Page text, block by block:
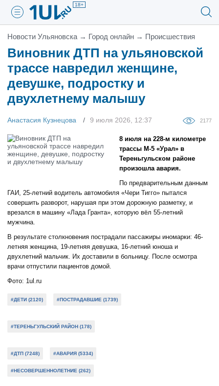
18+
Новости Ульяновска → Город онлайн → Проиcшествия
Виновник ДТП на ульяновской
трассе навредил женщине,
девушке, подростку и
двухлетнему малышу
Анастасия Кузнецова 9 июля 2026, 12:37 2177
8 июля на 228-м километре
трассы М-5 «Урал» в
Тереньгульском районе
произошла авария.
По предварительным данным
ГАИ, 25-летний водитель автомобиля «Чери Тигго» пытался
совершить разворот, нарушая при этом дорожную разметку, и
врезался в машину «Лада Гранта», которую вёл 55-летний
мужчина.
В результате столкновения пострадали пассажиры иномарки: 46-
летняя женщина, 19-летняя девушка, 16-летний юноша и
двухлетний мальчик. Их доставили в больницу. После осмотра
врачи отпустили пациентов домой.
Фото: 1ul.ru
#ДЕТИ (2120) #ПОСТРАДАВШИЕ (1739)
#ТЕРЕНЬГУЛЬСКИЙ РАЙОН (178)
#ДТП (7248) #АВАРИЯ (5334)
#НЕСОВЕРШЕННОЛЕТНИЕ (262)